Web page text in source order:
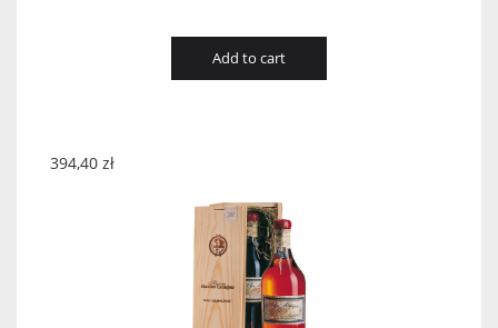
Add to cart
394,40 zł